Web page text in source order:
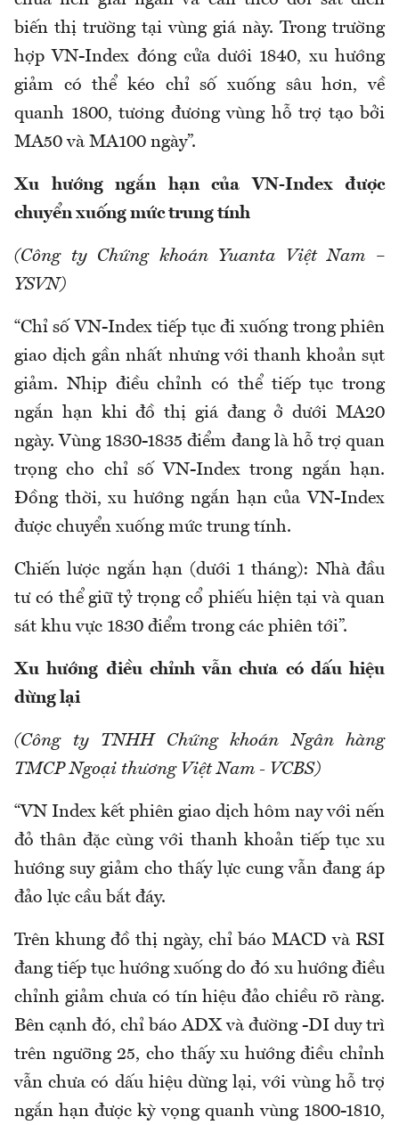
biến thị trường tại vùng giá này. Trong trường
hợp VN-Index đóng cửa dưới 1840, xu hướng
giảm có thể kéo chỉ số xuống sâu hơn, về
quanh 1800, tương đương vùng hỗ trợ tạo bởi
MA50 và MA100 ngày”.
Xu hướng ngắn hạn của VN-Index được
chuyển xuống mức trung tính
(Công ty Chứng khoán Yuanta Việt Nam –
YSVN)
“Chỉ số VN-Index tiếp tục đi xuống trong phiên
giao dịch gần nhất nhưng với thanh khoản sụt
giảm. Nhịp điều chỉnh có thể tiếp tục trong
ngắn hạn khi đồ thị giá đang ở dưới MA20
ngày. Vùng 1830-1835 điểm đang là hỗ trợ quan
trọng cho chỉ số VN-Index trong ngắn hạn.
Đồng thời, xu hướng ngắn hạn của VN-Index
được chuyển xuống mức trung tính.
Chiến lược ngắn hạn (dưới 1 tháng): Nhà đầu
tư có thể giữ tỷ trọng cổ phiếu hiện tại và quan
sát khu vực 1830 điểm trong các phiên tới”.
Xu hướng điều chỉnh vẫn chưa có dấu hiệu
dừng lại
(Công ty TNHH Chứng khoán Ngân hàng
TMCP Ngoại thương Việt Nam - VCBS)
“VN Index kết phiên giao dịch hôm nay với nến
đỏ thân đặc cùng với thanh khoản tiếp tục xu
hướng suy giảm cho thấy lực cung vẫn đang áp
đảo lực cầu bắt đáy.
Trên khung đồ thị ngày, chỉ báo MACD và RSI
đang tiếp tục hướng xuống do đó xu hướng điều
chỉnh giảm chưa có tín hiệu đảo chiều rõ ràng.
Bên cạnh đó, chỉ báo ADX và đường -DI duy trì
trên ngưỡng 25, cho thấy xu hướng điều chỉnh
vẫn chưa có dấu hiệu dừng lại, với vùng hỗ trợ
ngắn hạn được kỳ vọng quanh vùng 1800-1810,